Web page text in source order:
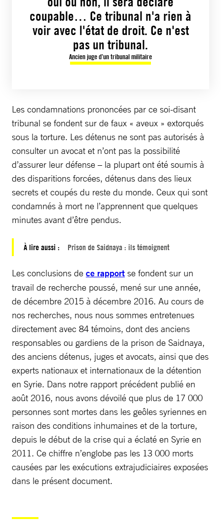
coupable… Ce tribunal n'a rien à
voir avec l'état de droit. Ce n'est
pas un tribunal.
Ancien juge d’un tribunal militaire
Les condamnations prononcées par ce soi-disant
tribunal se fondent sur de faux « aveux » extorqués
sous la torture. Les détenus ne sont pas autorisés à
consulter un avocat et n’ont pas la possibilité
d’assurer leur défense – la plupart ont été soumis à
des disparitions forcées, détenus dans des lieux
secrets et coupés du reste du monde. Ceux qui sont
condamnés à mort ne l’apprennent que quelques
minutes avant d’être pendus.
À lire aussi : Prison de Saidnaya : ils témoignent
Les conclusions de ce rapport se fondent sur un
travail de recherche poussé, mené sur une année,
de décembre 2015 à décembre 2016. Au cours de
nos recherches, nous nous sommes entretenues
directement avec 84 témoins, dont des anciens
responsables ou gardiens de la prison de Saidnaya,
des anciens détenus, juges et avocats, ainsi que des
experts nationaux et internationaux de la détention
en Syrie. Dans notre rapport précédent publié en
août 2016, nous avons dévoilé que plus de 17 000
personnes sont mortes dans les geôles syriennes en
raison des conditions inhumaines et de la torture,
depuis le début de la crise qui a éclaté en Syrie en
2011. Ce chiffre n’englobe pas les 13 000 morts
causées par les exécutions extrajudiciaires exposées
dans le présent document.